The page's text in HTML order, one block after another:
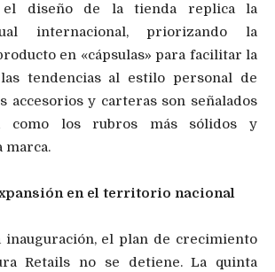
el diseño de la tienda replica la
internacional, priorizando la
en «cápsulas» para facilitar la
tendencias al estilo personal de
accesorios y carteras son señalados
como los rubros más sólidos y
marca.
en el territorio nacional
inauguración, el plan de crecimiento
Retails no se detiene. La quinta